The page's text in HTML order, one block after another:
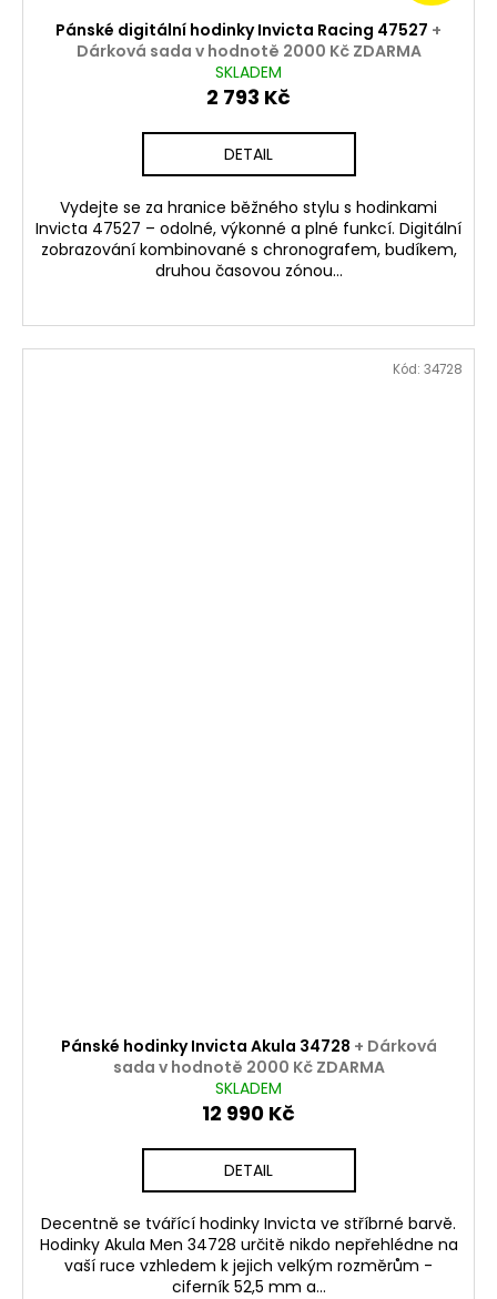
Pánské digitální hodinky Invicta Racing 47527 +
Dárková sada v hodnotě 2000 Kč ZDARMA
SKLADEM
2 793 Kč
DETAIL
Vydejte se za hranice běžného stylu s hodinkami
Invicta 47527 – odolné, výkonné a plné funkcí. Digitální
zobrazování kombinované s chronografem, budíkem,
druhou časovou zónou...
Pánské hodinky Invicta Akula 34728 + Dárková
sada v hodnotě 2000 Kč ZDARMA
SKLADEM
12 990 Kč
DETAIL
Decentně se tvářící hodinky Invicta ve stříbrné barvě.
Hodinky Akula Men 34728 určitě nikdo nepřehlédne na
vaší ruce vzhledem k jejich velkým rozměrům -
ciferník 52,5 mm a...
Kód: 34728